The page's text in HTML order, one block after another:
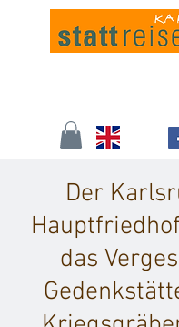
Der
das